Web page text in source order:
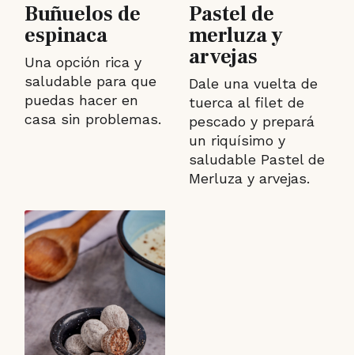
Buñuelos de
espinaca
Una opción rica y
saludable para que
puedas hacer en
casa sin problemas.
Pastel de
merluza y
arvejas
Dale una vuelta de
tuerca al filet de
pescado y prepará
un riquísimo y
saludable Pastel de
Merluza y arvejas.